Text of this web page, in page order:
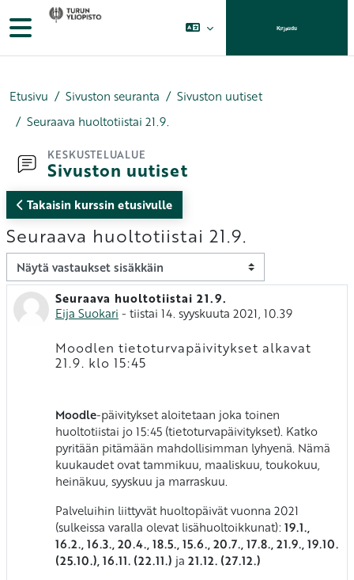
Siirry pääsisältöön
Sivupaneeli Kirjaudu
Etusivu Sivuston seuranta
Sivuston uutiset
Seuraava huoltotiistai 21.9.
KESKUSTELUALUE
Sivuston uutiset
Takaisin kurssin etusivulle
Seuraava huoltotiistai 21.9.
Näytön tila
Seuraava huoltotiistai 21.9.
Eija Suokari - tiistai 14. syyskuuta 2021, 10.39
Vastausten määrä: 0
Moodlen tietoturvapäivitykset alkavat
21.9. klo 15:45
Moodle-päivitykset aloitetaan joka toinen
huoltotiistai jo 15:45 (tietoturvapäivitykset). Katko
pyritään pitämään mahdollisimman lyhyenä. Nämä
kuukaudet ovat tammikuu, maaliskuu, toukokuu,
heinäkuu, syyskuu ja marraskuu.
Palveluihin liittyvät huoltopäivät vuonna 2021
(sulkeissa varalla olevat lisähuoltoikkunat): 19.1.,
16.2., 16.3., 20.4., 18.5., 15.6.,20.7., 17.8., 21.9., 19.10.
(25.10.), 16.11. (22.11.) ja 21.12. (27.12.)